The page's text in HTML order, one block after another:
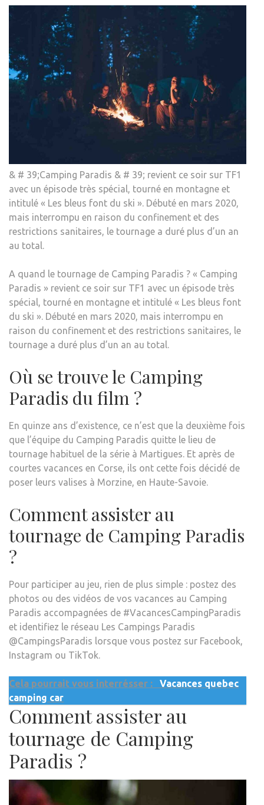
& # 39;Camping Paradis & # 39; revient ce soir sur TF1
avec un épisode très spécial, tourné en montagne et
intitulé « Les bleus font du ski ». Débuté en mars 2020,
mais interrompu en raison du confinement et des
restrictions sanitaires, le tournage a duré plus d’un an
au total.
A quand le tournage de Camping Paradis ? « Camping
Paradis » revient ce soir sur TF1 avec un épisode très
spécial, tourné en montagne et intitulé « Les bleus font
du ski ». Débuté en mars 2020, mais interrompu en
raison du confinement et des restrictions sanitaires, le
tournage a duré plus d’un an au total.
Où se trouve le Camping
Paradis du film ?
En quinze ans d’existence, ce n’est que la deuxième fois
que l’équipe du Camping Paradis quitte le lieu de
tournage habituel de la série à Martigues. Et après de
courtes vacances en Corse, ils ont cette fois décidé de
poser leurs valises à Morzine, en Haute-Savoie.
Comment assister au
tournage de Camping Paradis
?
Pour participer au jeu, rien de plus simple : postez des
photos ou des vidéos de vos vacances au Camping
Paradis accompagnées de #VacancesCampingParadis
et identifiez le réseau Les Campings Paradis
@CampingsParadis lorsque vous postez sur Facebook,
Instagram ou TikTok.
Cela pourrait vous interrésser :
Vacances quebec
camping car
Comment assister au
tournage de Camping
Paradis ?